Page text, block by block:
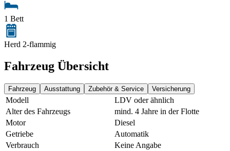
1 Bett
Herd 2-flammig
Fahrzeug Übersicht
Fahrzeug Ausstattung Zubehör & Service Versicherung
Modell
LDV oder ähnlich
Alter des Fahrzeugs
mind. 4 Jahre in der Flotte
Motor
Diesel
Getriebe
Automatik
Verbrauch
Keine Angabe